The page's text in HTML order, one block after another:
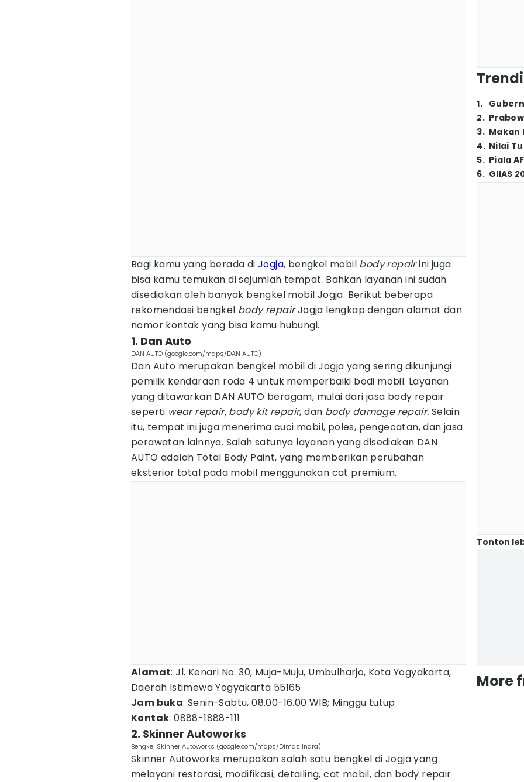
Bagi kamu yang berada di Jogja, bengkel mobil body repairini juga
bisa kamu temukan di sejumlah tempat. Bahkan layanan ini sudah
disediakan oleh banyak bengkel mobil Jogja. Berikut beberapa
rekomendasi bengkel body repairJogja lengkap dengan alamat dan
nomor kontak yang bisa kamu hubungi.
1. Dan Auto
DAN AUTO (google.com/maps/DAN AUTO)
Dan Auto merupakan bengkel mobil di Jogja yang sering dikunjungi
pemilik kendaraan roda 4 untuk memperbaiki bodi mobil. Layanan
yang ditawarkan DAN AUTO beragam, mulai dari jasa body repair
seperti wear repair, body kit repair, dan body damage repair. Selain
itu, tempat ini juga menerima cuci mobil, poles, pengecatan, dan jasa
perawatan lainnya. Salah satunya layanan yang disediakan DAN
AUTO adalah Total Body Paint, yang memberikan perubahan
eksterior total pada mobil menggunakan cat premium.
Alamat: Jl. Kenari No. 30, Muja-Muju, Umbulharjo, Kota Yogyakarta,
Daerah Istimewa Yogyakarta 55165
Jam buka: Senin-Sabtu, 08.00-16.00 WIB; Minggu tutup
Kontak: 0888-1888-111
2. Skinner Autoworks
Bengkel Skinner Autoworks (google.com/maps/Dimas Indra)
Skinner Autoworks merupakan salah satu bengkel di Jogja yang
melayani restorasi, modifikasi, detailing, cat mobil, dan body repair
1.
2.
3. Makan
4. Nilai
5. Piala
6. GIIAS
Tonton
More